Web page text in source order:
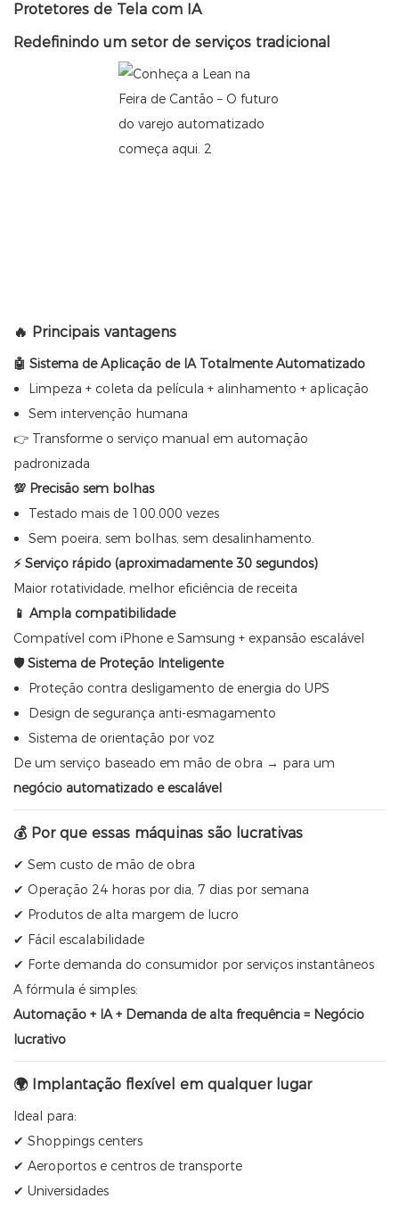
Protetores de Tela com IA
Redefinindo um setor de serviços tradicional
🔥 Principais vantagens
🤖 Sistema de Aplicação de IA Totalmente Automatizado
Limpeza + coleta da película + alinhamento + aplicação
Sem intervenção humana
👉 Transforme o serviço manual em automação
padronizada
💯 Precisão sem bolhas
Testado mais de 100.000 vezes
Sem poeira, sem bolhas, sem desalinhamento.
⚡ Serviço rápido (aproximadamente 30 segundos)
Maior rotatividade, melhor eficiência de receita
📱 Ampla compatibilidade
Compatível com iPhone e Samsung + expansão escalável
🛡 Sistema de Proteção Inteligente
Proteção contra desligamento de energia do UPS
Design de segurança anti-esmagamento
Sistema de orientação por voz
De um serviço baseado em mão de obra → para um
negócio automatizado e escalável
💰 Por que essas máquinas são lucrativas
✔ Sem custo de mão de obra
✔ Operação 24 horas por dia, 7 dias por semana
✔ Produtos de alta margem de lucro
✔ Fácil escalabilidade
✔ Forte demanda do consumidor por serviços instantâneos
A fórmula é simples:
Automação + IA + Demanda de alta frequência = Negócio
lucrativo
🌍 Implantação flexível em qualquer lugar
Ideal para:
✔ Shoppings centers
✔ Aeroportos e centros de transporte
✔ Universidades